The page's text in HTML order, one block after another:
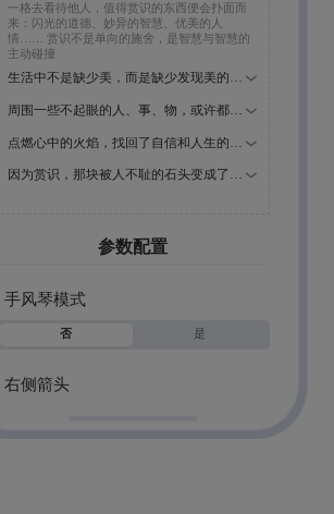
得不好，有些人嫌它的纹路不够美"